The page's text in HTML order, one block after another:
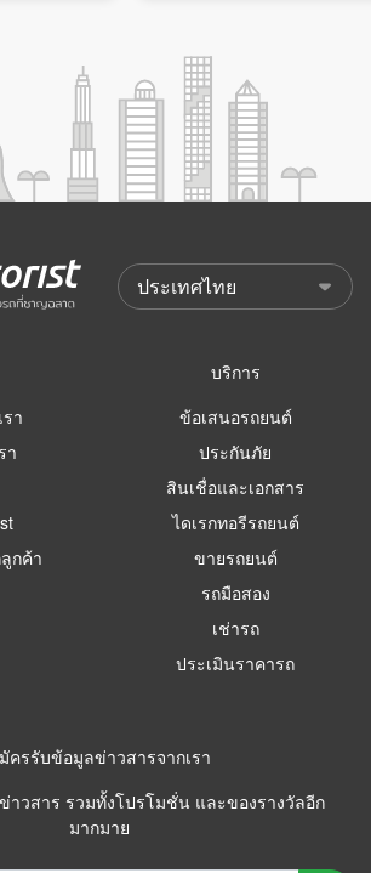
า
า
กค้า
บริการ
ข้อเสนอรถยนต์
ประกันภัย
สินเชื่อและเอกสาร
ไดเรกทอรีรถยนต์
ขายรถยนต์
รถมือสอง
เช่ารถ
ประเมินราคารถ
ครรับข้อมูลข่าวสารจากเรา
าวสาร รวมทั้งโปรโมชั่น และของรางวัลอีก
มากมาย